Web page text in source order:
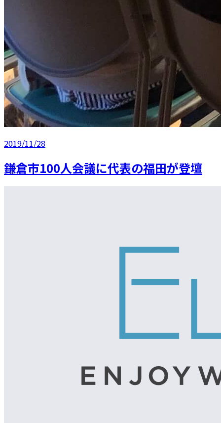
2019/11/28
鎌倉市100人会議に代表の福田が登壇